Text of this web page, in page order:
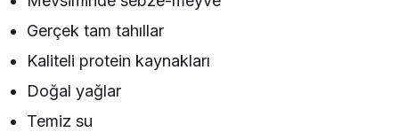
Gerçek tam tahıllar
Kaliteli protein kaynakları
Doğal yağlar
Temiz su